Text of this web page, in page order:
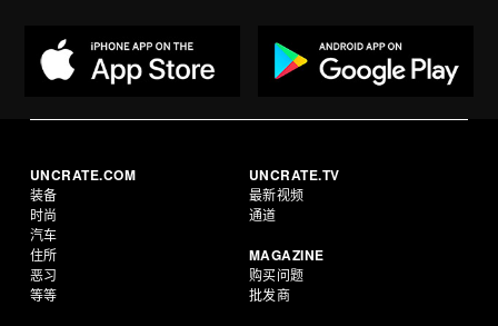
UNCRATE.COM
装备
时尚
汽车
住所
恶习
等等
UNCRATE.TV
最新视频
通道
MAGAZINE
购买问题
批发商